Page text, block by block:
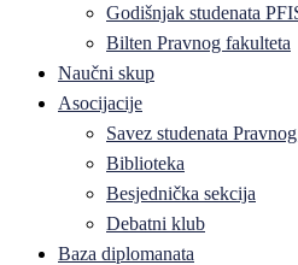
Godišnjak studenata
Bilten Pravnog fakulteta
Naučni skup
Asocijacije
Savez studenata
Biblioteka
Besjednička sekcija
Debatni klub
Baza diplomanata